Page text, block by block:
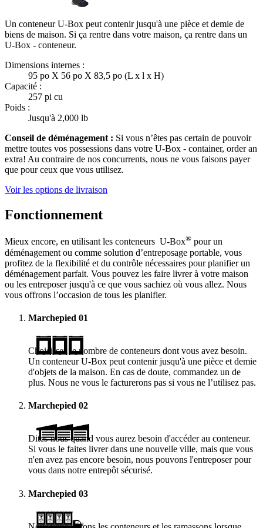
Un conteneur U-Box peut contenir jusqu'à une pièce et demie de
biens de maison. Si ça rentre dans votre maison, ça rentre dans un
U-Box - conteneur.
Dimensions internes :
95 po X 56 po X 83,5 po (L x l x H)
Capacité :
257 pi cu
Poids :
Jusqu'à 2,000 lb
Conseil de déménagement : Si vous n’êtes pas certain de pouvoir
mettre toutes vos possessions dans votre U-Box - container, order an
extra! Au contraire de nos concurrents, nous ne vous faisons payer
que pour ceux que vous utilisez.
Voir les options de livraison
Fonctionnement
Mieux encore, en utilisant les conteneurs U-Box® pour un
déménagement ou comme solution d’entreposage portable, vous
profitez de la flexibilité et du contrôle nécessaires pour planifier un
déménagement parfait. Vous pouvez les faire livrer à votre maison
ou les entreposer jusqu'à ce que vous sachiez où vous allez. Nous
vous offrons l’occasion de tous les planifier.
Marchepied 01
Choisissez le nombre de conteneurs dont vous avez besoin.
Un conteneurU-Box peut contenir jusqu'à une pièce et demie
d'objets de la maison. En cas de doute, commandez un de
plus. Nous ne vous le facturerons pas si vous ne l’utilisez pas.
Marchepied 02
Dites-nous quand vous aurez besoin d'accéder au conteneur.
Si vous le faites livrer dans une nouvelle ville, mais que vous
n'en avez pas encore besoin, nous pouvons l'entreposer pour
vous dans notre entrepôt sécurisé.
Marchepied 03